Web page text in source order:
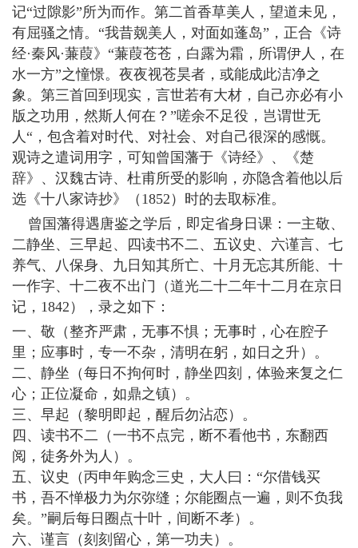
记“过隙影”所为而作。第二首香草美人，望道未见，
有屈骚之情。“我昔觌美人，对面如蓬岛”，正合《诗
经·秦风·蒹葭》“蒹葭苍苍，白露为霜，所谓伊人，在
水一方”之憧憬。夜夜视苍昊者，或能成此洁净之
象。第三首回到现实，言世若有大材，自己亦必有小
版之功用，然斯人何在？”嗟余不足役，岂谓世无
人“，包含着对时代、对社会、对自己很深的感慨。
观诗之遣词用字，可知曾国藩于《诗经》、《楚
辞》、汉魏古诗、杜甫所受的影响，亦隐含着他以后
选《十八家诗抄》（1852）时的去取标准。
曾国藩得遇唐鉴之学后，即定省身日课：一主敬、
二静坐、三早起、四读书不二、五议史、六谨言、七
养气、八保身、九日知其所亡、十月无忘其所能、十
一作字、十二夜不出门（道光二十二年十二月在京日
记，1842），录之如下：
一、敬（整齐严肃，无事不惧；无事时，心在腔子
里；应事时，专一不杂，清明在躬，如日之升）。
二、静坐（每日不拘何时，静坐四刻，体验来复之仁
心；正位凝命，如鼎之镇）。
三、早起（黎明即起，醒后勿沾恋）。
四、读书不二（一书不点完，断不看他书，东翻西
阅，徒务外为人）。
五、议史（丙申年购念三史，大人曰：“尔借钱买
书，吾不惮极力为尔弥缝；尔能圈点一遍，则不负我
矣。”嗣后每日圈点十叶，间断不孝）。
六、谨言（刻刻留心，第一功夫）。